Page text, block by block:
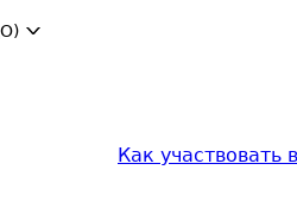
Как участвовать